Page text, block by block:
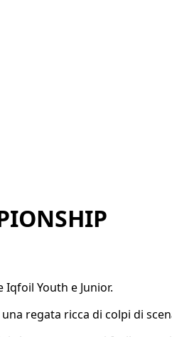
Youth e Junior.
regata ricca di colpi di